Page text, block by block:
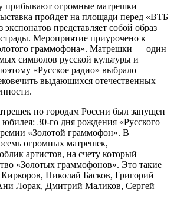
прибывают огромные матрешки
пройдет на площади перед «ВТБ
представляет собой образ
Мероприятие приурочено к
граммофона». Матрешки — один
символов русской культуры и
«Русское радио» выбрало
выдающихся отечественных
по городам России был запущен
30-го дня рождения «Русского
«Золотой граммофон». В
огромных матрешек,
артистов, на счету который
«Золотых граммофонов». Это такие
Николай Басков, Григорий
Лорак, Дмитрий Маликов, Сергей